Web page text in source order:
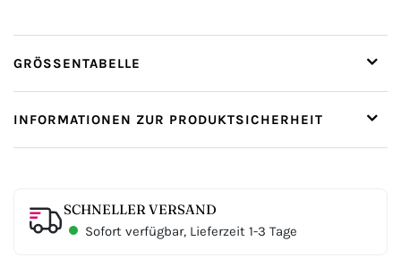
GRÖSSENTABELLE
INFORMATIONEN ZUR PRODUKTSICHERHEIT
SCHNELLER VERSAND
Sofort verfügbar, Lieferzeit 1-3 Tage